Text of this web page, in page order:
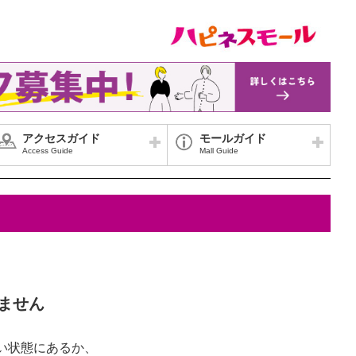
アクセスガイド
Access Guide
モールガイド
Mall Guide
せん
態にあるか、